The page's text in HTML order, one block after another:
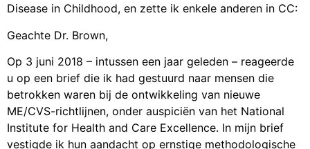
Disease in Childhood, en zette ik enkele anderen in CC:
Geachte Dr. Brown,
Op 3 juni 2018 – intussen een jaar geleden – reageerde
u op een brief die ik had gestuurd naar mensen die
betrokken waren bij de ontwikkeling van nieuwe
ME/CVS-richtlijnen, onder auspiciën van het National
Institute for Health and Care Excellence. In mijn brief
vestigde ik hun aandacht op ernstige methodologische